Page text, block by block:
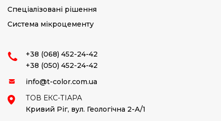
Спеціалізовані рішення
Система мікроцементу
+38 (068) 452-24-42
+38 (050) 452-24-42
info@t-color.com.ua
ТОВ ЕКС-ТІАРА
Кривий Ріг, вул. Геологічна 2-А/1